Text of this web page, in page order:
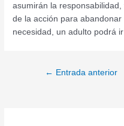
asumirán la
de la acción para
necesidad, un adulto podrá
← Entrada anterior